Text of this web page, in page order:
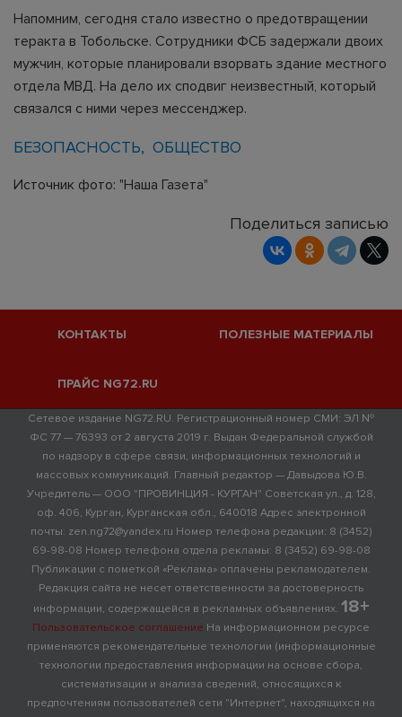
Напомним, сегодня стало известно о предотвращении
теракта в Тобольске. Сотрудники ФСБ задержали двоих
мужчин, которые планировали взорвать здание местного
отдела МВД. На дело их сподвиг неизвестный, который
связался с ними через мессенджер.
БЕЗОПАСНОСТЬ ОБЩЕСТВО
Источник фото: "Наша Газета"
Поделиться записью
КОНТАКТЫ ПОЛЕЗНЫЕ МАТЕРИАЛЫ
ПРАЙС NG72.RU
Сетевое издание NG72.RU. Регистрационный номер СМИ: ЭЛ №
ФС 77 — 76393 от 2 августа 2019 г. Выдан Федеральной службой
по надзору в сфере связи, информационных технологий и
массовых коммуникаций. Главный редактор — Давыдова Ю.В.
Учредитель — ООО "ПРОВИНЦИЯ - КУРГАН" Советская ул., д. 128,
оф. 406, Курган, Курганская обл., 640018 Адрес электронной
почты: zen.ng72@yandex.ru Номер телефона редакции: 8 (3452)
69-98-08 Номер телефона отдела рекламы: 8 (3452) 69-98-08
Публикации с пометкой «Реклама» оплачены рекламодателем.
Редакция сайта не несет ответственности за достоверность
информации, содержащейся в рекламных объявлениях. 18+
Пользовательское соглашение На информационном ресурсе
применяются рекомендательные технологии (информационные
технологии предоставления информации на основе сбора,
систематизации и анализа сведений, относящихся к
предпочтениям пользователей сети "Интернет", находящихся на